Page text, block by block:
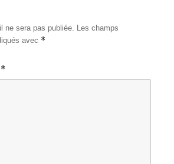
ne sera pas publiée. Les champs
avec *
*